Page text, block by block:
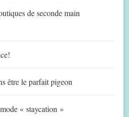
de seconde main
être le parfait pigeon
« staycation »